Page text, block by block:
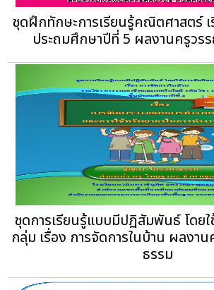
ชุดฝึกทักษะการเรียนรู้คณิตศาสตร์
ประถมศึกษาปีที่ 5 ผลงานครูวร
ชุดการเรียนรู้แบบมีปฏิสัมพันธ์ โดย
กลุ่ม เรื่อง การจัดการในบ้าน ผลงา
ธรรม